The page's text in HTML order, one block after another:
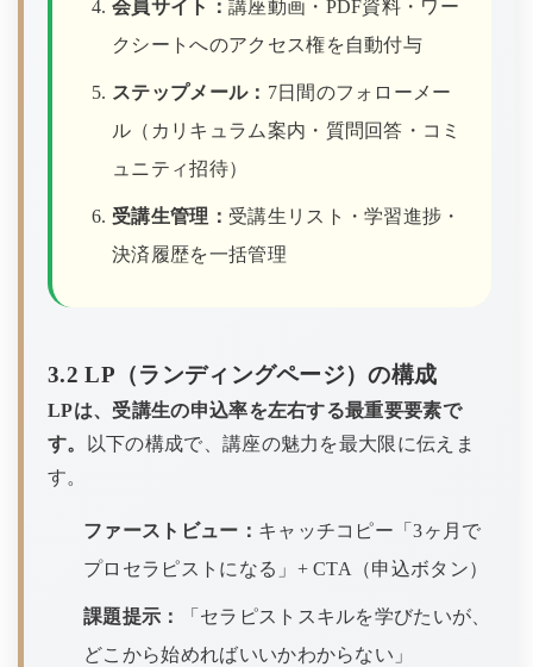
会員サイト： 講座動画・PDF資料・ワー
クシートへのアクセス権を自動付与
ステップメール： 7日間のフォローメー
ル（カリキュラム案内・質問回答・コミ
ュニティ招待）
受講生管理： 受講生リスト・学習進捗・
決済履歴を一括管理
3.2 LP（ランディングページ）の構成
LPは、受講生の申込率を左右する最重要要素で
す。 以下の構成で、講座の魅力を最大限に伝えま
す。
ファーストビュー： キャッチコピー「3ヶ月で
プロセラピストになる」+ CTA（申込ボタン）
課題提示：
「セラピストスキルを学びたいが、
どこから始めればいいかわからない」